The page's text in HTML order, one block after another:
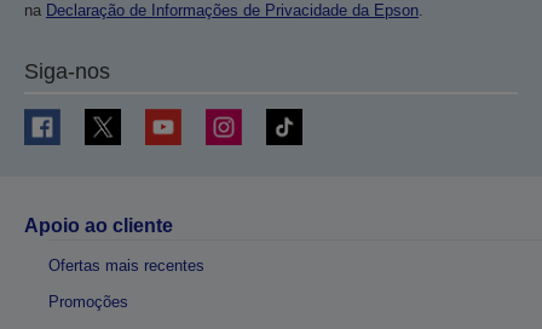
na Declaração de Informações de Privacidade da Epson.
Siga-nos
Apoio ao cliente
Ofertas mais recentes
Promoções